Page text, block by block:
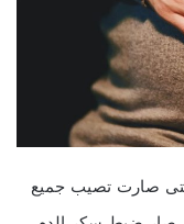
حتى صارت تصيب جميع